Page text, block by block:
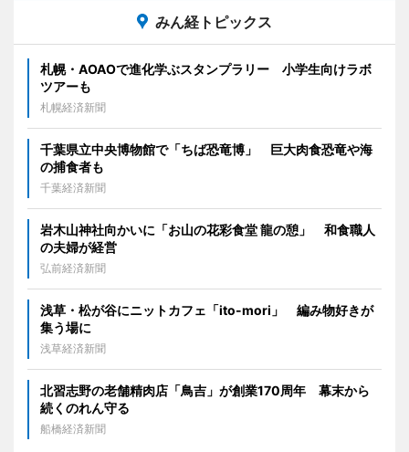
みん経トピックス
札幌・AOAOで進化学ぶスタンプラリー 小学生向けラボ
ツアーも
札幌経済新聞
千葉県立中央博物館で「ちば恐竜博」 巨大肉食恐竜や海
の捕食者も
千葉経済新聞
岩木山神社向かいに「お山の花彩食堂 龍の憩」 和食職人
の夫婦が経営
弘前経済新聞
浅草・松が谷にニットカフェ「ito-mori」 編み物好きが
集う場に
浅草経済新聞
北習志野の老舗精肉店「鳥吉」が創業170周年 幕末から
続くのれん守る
船橋経済新聞